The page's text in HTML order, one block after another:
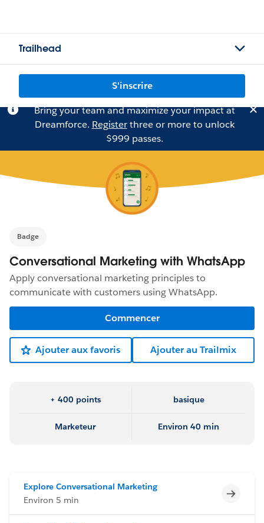
Trailhead
S'inscrire
Bring your team and maximize your impact at
Dreamforce. Registerthree or more to unlock
$999 passes.
Badge
Conversational Marketing with WhatsApp
Apply conversational marketing principles to
communicate with customers using WhatsApp.
Commencer
Ajouter aux favoris Ajouter au Trailmix
+ 400 points basique
Marketeur Environ 40 min
Explore Conversational Marketing
Environ 5 min